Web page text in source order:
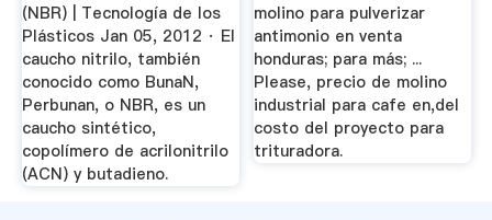
(NBR) | Tecnología de los
Plásticos Jan 05, 2012 · El
caucho nitrilo, también
conocido como BunaN,
Perbunan, o NBR, es un
caucho sintético,
copolímero de acrilonitrilo
(ACN) y butadieno.
molino para pulverizar
antimonio en venta
honduras; para más; ...
Please, precio de molino
industrial para cafe en,del
costo del proyecto para
trituradora.